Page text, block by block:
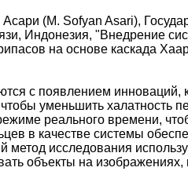
(M. Sofyan Asari),
Индонезия, "Внедрение
на основе каскада
с появлением инноваций,
уменьшить
реального времени,
в качестве системы
исследования
объекты на